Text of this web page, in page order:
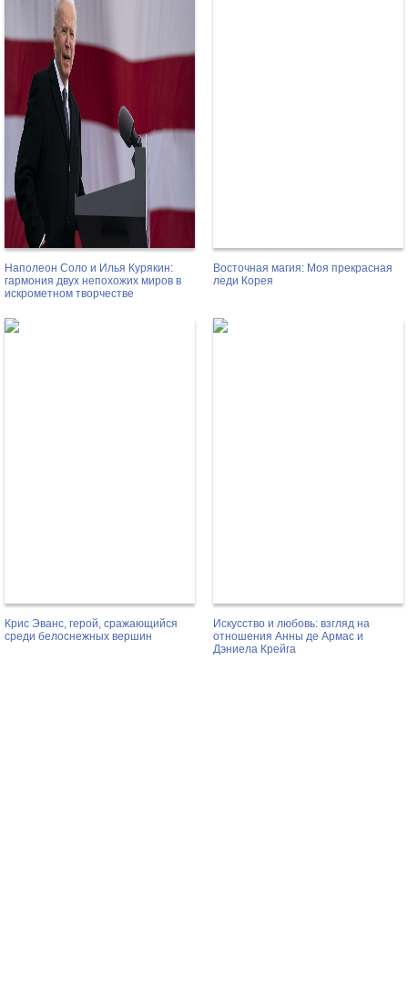
Наполеон Соло и Илья Курякин:
гармония двух непохожих миров в
искрометном творчестве
Восточная магия: Моя прекрасная
леди Корея
Крис Эванс, герой, сражающийся
среди белоснежных вершин
Искусство и любовь: взгляд на
отношения Анны де Армас и
Дэниела Крейга